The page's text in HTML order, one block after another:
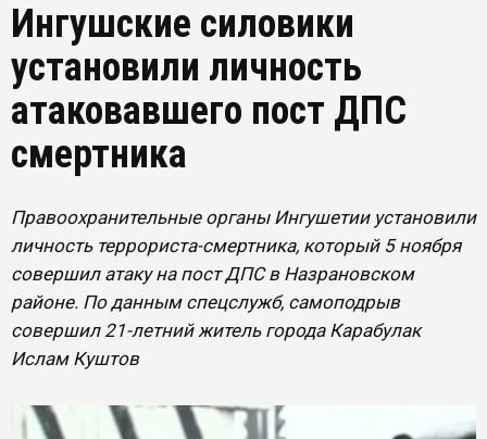
Ингушские силовики
установили личность
атаковавшего пост ДПС
смертника
Правоохранительные органы Ингушетии установили
личность террориста-смертника, который 5 ноября
совершил атаку на пост ДПС в Назрановском
районе. По данным спецслужб, самоподрыв
совершил 21-летний житель города Карабулак
Ислам Куштов